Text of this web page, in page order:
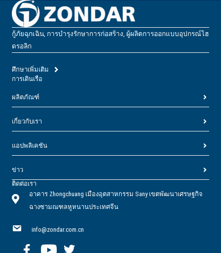
กู้ภัยฉุกเฉิน, การบํารุงรักษาการก่อสร้าง, ผู้ผลิตการออกแบบอุปกรณ์ไฮ
ดรอลิก
ศึกษาเพิ่มเติม
การเดินเรือ
ผลิตภัณฑ์
เกี่ยวกับเรา
แอปพลิเคชัน
ข่าว
ติดต่อเรา
อาคาร Zhongchuang เมืองอุตสาหกรรม Sany เขตพัฒนาเศรษฐกิจ
ฉางซามณฑลหูหนานประเทศจีน
info@zondar.com.cn